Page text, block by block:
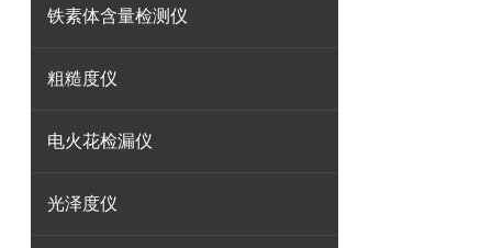
铁素体含量检测仪
粗糙度仪
电火花检漏仪
光泽度仪